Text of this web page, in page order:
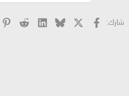
ل
شارك: فيسبوك Bluesky
LinkedIn
Reddit